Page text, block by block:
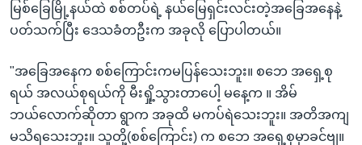
မြစ်ခြေမြို့နယ်ထဲ စစ်တပ်ရဲ့ နယ်မြေရှင်းလင်းတဲ့အခြေအနေနဲ့
ပတ်သက်ပြီး ဒေသခံတဦးက အခုလို ပြောပါတယ်။
"အခြေအနေက စစ်ကြောင်းကမပြန်သေးဘူး။ စဘေ အရှေ့စု
ရယ် အလယ်စုရယ်ကို မီးရှို့သွားတာပေါ့ မနေ့က ။ အိမ်
ဘယ်လောက်ဆိုတာ ရွာက အခုထိ မကပ်ရဲသေးဘူး။ အတိအကျ
မသိရသေးဘူး။ သူတို့(စစ်ကြောင်း) က စဘေ အရှေ့စုမှာခင်ဗျ။